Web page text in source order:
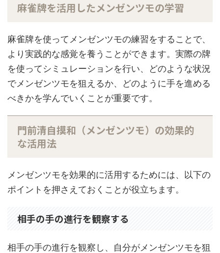
麻雀牌を活用したメンゼンツモの学習
麻雀牌を使ってメンゼンツモの練習をすることで、
より実践的な感覚を養うことができます。実際の牌
を使ってシミュレーションを行い、どのような状況
でメンゼンツモを狙えるか、どのように手を進める
べきかを学んでいくことが重要です。
門前清自摸和（メンゼンツモ）の効果的
な活用法
メンゼンツモを効果的に活用するためには、以下の
ポイントを押さえておくことが役立ちます。
相手の手の進行を観察する
相手の手の進行を観察し、自分がメンゼンツモを狙